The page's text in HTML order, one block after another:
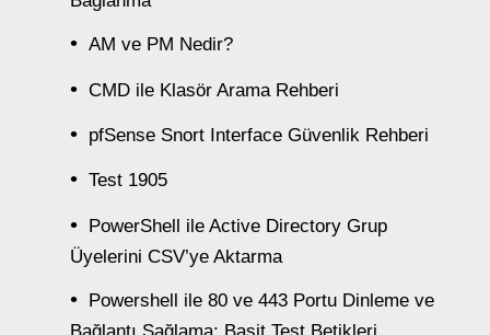
AM ve PM Nedir?
CMD ile Klasör Arama Rehberi
pfSense Snort Interface Güvenlik Rehberi
Test 1905
PowerShell ile Active Directory Grup
Üyelerini CSV’ye Aktarma
Powershell ile 80 ve 443 Portu Dinleme ve